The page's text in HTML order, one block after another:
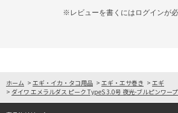
※レビューを書くには ログインが
ホーム > エギ・イカ・タコ用品 > エギ・エサ巻き > エギ
> ダイワ エメラルダス ピーク TypeS 3.0号 夜光-ブルピンワー